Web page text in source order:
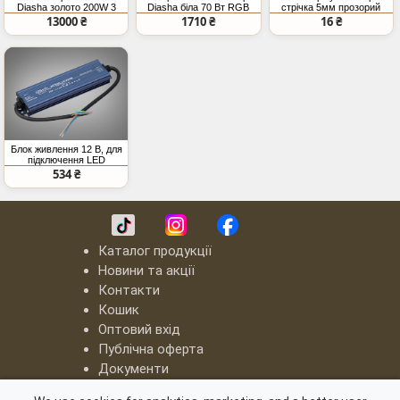
Diasha золото 200W 3
кільця з пультом
13000 ₴
Diasha біла 70 Вт RGB
BT
1710 ₴
стрічка 5мм прозорий
SMD COB
16 ₴
Блок живлення 12 В, для
підключення LED
стрічки, 80Вт, 6.67А
534 ₴
Каталог продукції
Новини та акції
Контакти
Кошик
Оптовий вхід
Публічна оферта
Документи